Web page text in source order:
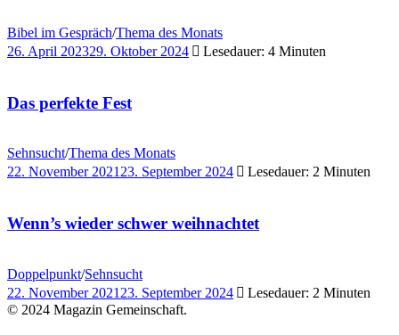
Bibel im Gespräch/Thema des Monats
26. April 202329. Oktober 2024 Lesedauer: 4 Minuten
Das perfekte Fest
Sehnsucht/Thema des Monats
22. November 202123. September 2024 Lesedauer: 2 Minuten
Wenn’s wieder schwer weihnachtet
Doppelpunkt/Sehnsucht
22. November 2021 23. September 2024
Lesedauer: 2 Minuten
© 2024 Magazin Gemeinschaft.